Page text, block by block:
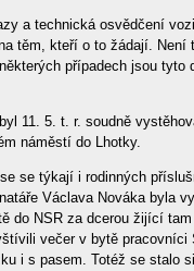
a technická osvědčení
těm, kteří o to žádají. Není
případech jsou tyto
11. 5. t. r. soudně
náměstí do Lhotky.
se týkají i rodinných
Václava Nováka byla
do NSR za dcerou žijící
večer v bytě pracovníci
i s pasem. Totéž se stalo